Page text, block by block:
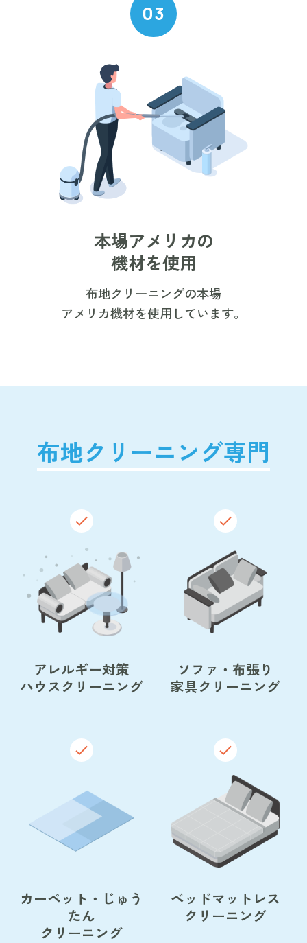
03
本場アメリカの
機材を使用
布地クリーニングの本場
アメリカ機材を使用しています。
布地クリーニング専門
アレルギー対策
ハウスクリーニング
ソファ・布張り
家具クリーニング
カーペット・じゅう
たん
クリーニング
ベッドマットレス
クリーニング